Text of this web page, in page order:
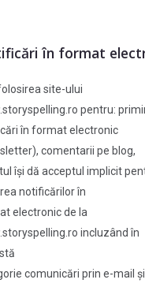
în format
site-ului
pentru:
în format electronic
comentarii pe blog,
își dă acceptul implicit
notificărilor în
electronic de la
incluzând în
comunicări prin e-mail